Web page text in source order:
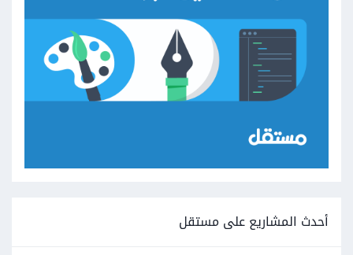
أحدث المشاريع على مستقل